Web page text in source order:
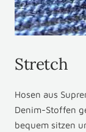
Stretch
Hosen aus
Denim-Stoffen
bequem sitzen